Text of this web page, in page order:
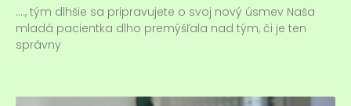
…., tým dlhšie sa pripravujete o svoj nový úsmev Naša
mladá pacientka dlho premýšľala nad tým, či je ten
správny